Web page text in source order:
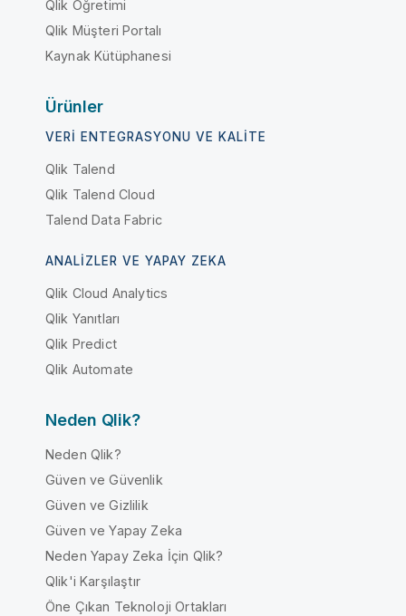
Qlik Öğretimi
Qlik Müşteri Portalı
Kaynak Kütüphanesi
Ürünler
VERI ENTEGRASYONU VE KALITE
Qlik Talend
Qlik Talend Cloud
Talend Data Fabric
ANALIZLER VE YAPAY ZEKA
Qlik Cloud Analytics
Qlik Yanıtları
Qlik Predict
Qlik Automate
Neden Qlik?
Neden Qlik?
Güven ve Güvenlik
Güven ve Gizlilik
Güven ve Yapay Zeka
Neden Yapay Zeka İçin Qlik?
Qlik'i Karşılaştır
Öne Çıkan Teknoloji Ortakları